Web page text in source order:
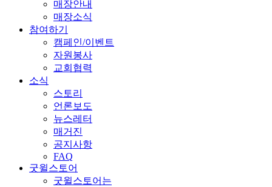
매장안내
매장소식
참여하기
캠페인/이벤트
자원봉사
교회협력
소식
스토리
언론보도
뉴스레터
매거진
공지사항
FAQ
굿윌스토어
굿윌스토어는